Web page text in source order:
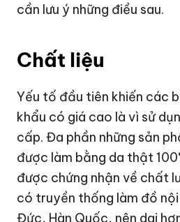
cần lưu ý những điều sau.
Chất liệu
Yếu tố đầu tiên khiến các
khẩu có giá cao là vì sử
cấp. Đa phần những sản
được làm bằng da thật
được chứng nhận về chất
có truyền thống làm đồ
Đức, Hàn Quốc, nên dai